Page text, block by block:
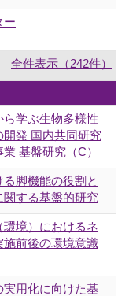
ー
全件表示（242件）
学ぶ生物多様性
発 国内共同研究
基盤研究（C）
脚機能の役割と
関する基盤的研究
境）におけるネ
施前後の環境意識
用化に向けた基